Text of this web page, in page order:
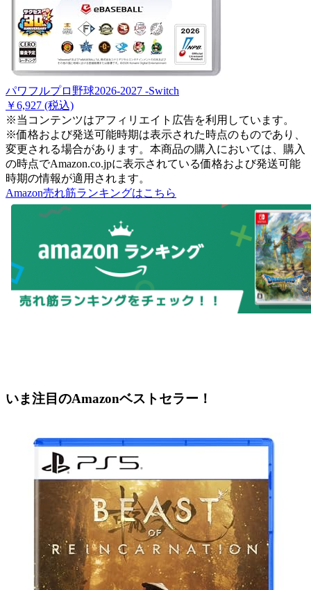
パワフルプロ野球2026-2027 -Switch
￥6,927 (税込)
※当コンテンツはアフィリエイト広告を利用しています。
※価格および発送可能時期は表示された時点のものであり、
変更される場合があります。本商品の購入においては、購入
の時点でAmazon.co.jpに表示されている価格および発送可能
時期の情報が適用されます。
Amazon売れ筋ランキングはこちら
いま注目のAmazonベストセラー！